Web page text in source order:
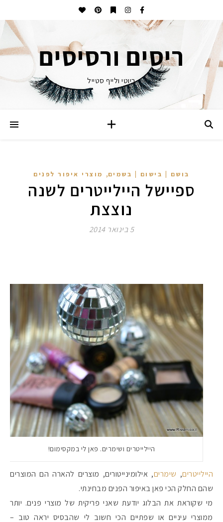
ריסים ורסיסים
ביוטי ולייף סטייל
בושם | בישום | בשמים, מוצרי איפור לפנים
ספיישל היילייטרים לשנה
נוצצת
5 בינואר 2014
היילייטרים ושימרים. פאן לי במקסימום!
היילייטרים, שימרים, אילומינייטורים, מוצרים להארה הם המוצרים
שהם החלק הכי פאן באיפור הפנים מבחינתי.
מי שקוראת את הבלוג יודעת שאני פריקית של מוצרי פנים. יותר
ממוצרי עיניים או שפתיים הכי חשוב לי שהבסיס יראה טוב –